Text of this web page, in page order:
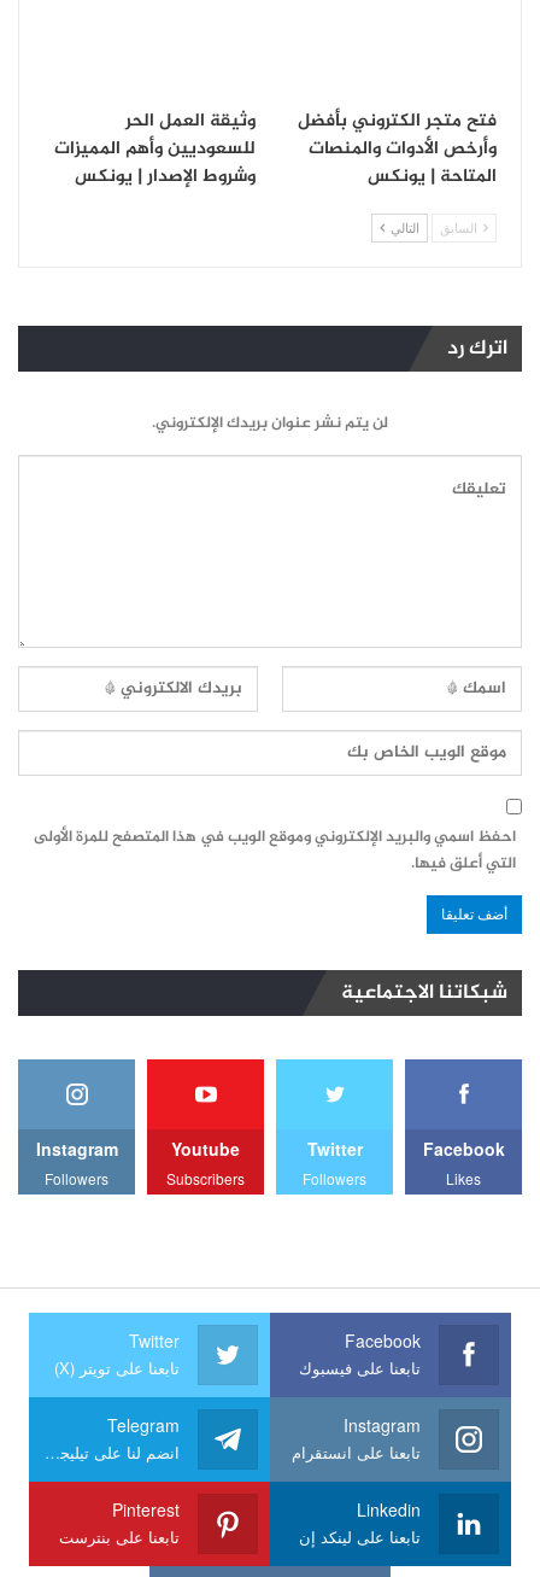
فتح متجر الكتروني بأفضل
وأرخص الأدوات والمنصات
المتاحة | يونكس
وثيقة العمل الحر
للسعوديين وأهم المميزات
وشروط الإصدار | يونكس
السابق التالي
اترك رد
لن يتم نشر عنوان بريدك الإلكتروني.
احفظ اسمي والبريد الإلكتروني وموقع الويب في هذا المتصفح للمرة الأولى
التي أعلق فيها.
شبكاتنا الاجتماعية
Facebook
Likes
Twitter
Followers
Youtube
Subscribers
Instagram
Followers
Facebook
تابعنا على فيسبوك
Twitter
تابعنا على تويتر (X)
Instagram
تابعنا على انستقرام
Telegram
انضم لنا على تيليجرام
Linkedin
تابعنا على لينكد إن
Pinterest
تابعنا على بنترست